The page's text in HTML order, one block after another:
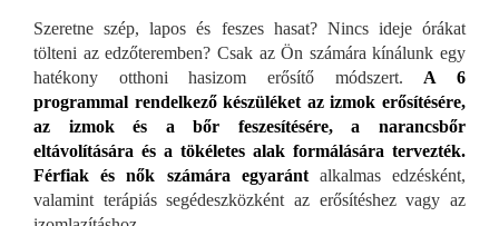
Szeretne szép, lapos és feszes hasat? Nincs ideje órákat
tölteni az edzőteremben? Csak az Ön számára kínálunk egy
hatékony otthoni hasizom erősítő módszert. A 6
programmal rendelkező készüléket az izmok erősítésére,
az izmok és a bőr feszesítésére, a narancsbőr
eltávolítására és a tökéletes alak formálására tervezték.
Férfiak és nők számára egyarántalkalmas edzésként,
valamint terápiás segédeszközként az erősítéshez vagy az